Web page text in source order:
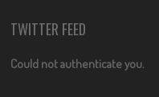
TWITTER FEED
Could not authenticate you.